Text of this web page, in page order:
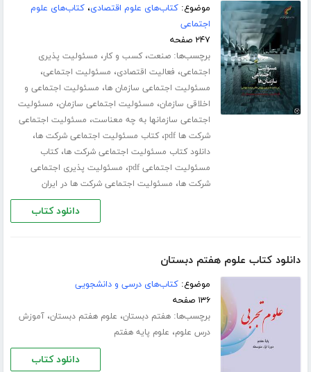
موضوع:کتاب‌های علوم اقتصادی،کتاب‌های علوم
اجتماعی
۲۴۷ صفحه
برچسب‌ها:صنعت،کسب و کار، مسئولیت پذیری
اجتماعی، فعالیت اقتصادی، مسئولیت اجتماعی،
مسئولیت اجتماعی سازمان ها، مسئولیت اجتماعی و
اخلاقی سازمان، مسئولیت اجتماعی سازمان، مسئولیت
اجتماعی سازمانها به چه معناست، مسئولیت اجتماعی
شرکت ها pdf
،کتاب مسئولیت اجتماعی شرکت ها،
دانلود کتاب مسئولیت اجتماعی شرکت ها،کتاب
مسئولیت اجتماعی pdf
، مسئولیت پذیری اجتماعی
شرکت ها، مسئولیت اجتماعی شرکت ها در ایران
دانلود کتاب
دانلود کتاب علوم هفتم دبستان
موضوع:کتاب‌های درسی و دانشجویی
۱۳۶ صفحه
برچسب‌ها:هفتم دبستان، علوم هفتم دبستان،آموزش
درس علوم، علوم پایه هفتم
دانلود کتاب